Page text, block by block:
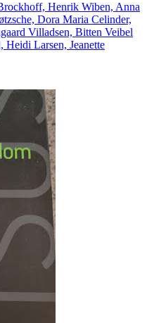
Henrik Wiben, Anna
Dora Maria Celinder,
Villadsen, Bitten Veibel
Heidi Larsen, Jeanette